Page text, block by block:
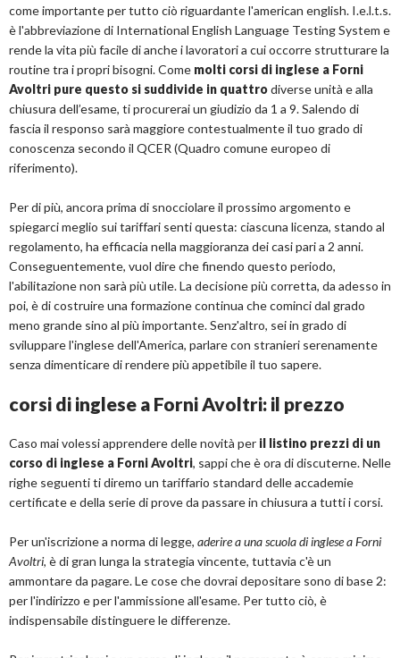
come importante per tutto ciò riguardante l'american english. I.e.l.t.s.
è l'abbreviazione di International English Language Testing System e
rende la vita più facile di anche i lavoratori a cui occorre strutturare la
routine tra i propri bisogni. Come molti corsi di inglese a Forni
Avoltri pure questo si suddivide in quattrodiverse unità e alla
chiusura dell’esame, ti procurerai un giudizio da 1 a 9. Salendo di
fascia il responso sarà maggiore contestualmente il tuo grado di
conoscenza secondo il QCER (Quadro comune europeo di
riferimento).
Per di più, ancora prima di snocciolare il prossimo argomento e
spiegarci meglio sui tariffari senti questa: ciascuna licenza, stando al
regolamento, ha efficacia nella maggioranza dei casi pari a 2 anni.
Conseguentemente, vuol dire che finendo questo periodo,
l'abilitazione non sarà più utile. La decisione più corretta, da adesso in
poi, è di costruire una formazione continua che cominci dal grado
meno grande sino al più importante. Senz'altro, sei in grado di
sviluppare l'inglese dell'America, parlare con stranieri serenamente
senza dimenticare di rendere più appetibile il tuo sapere.
corsi di inglese a Forni Avoltri: il prezzo
Caso mai volessi apprendere delle novità per il listino prezzi di un
corso di inglese a Forni Avoltri, sappi che è ora di discuterne. Nelle
righe seguenti ti diremo un tariffario standard delle accademie
certificate e della serie di prove da passare in chiusura a tutti i corsi.
Per un'iscrizione a norma di legge, aderire a una scuola di inglese a Forni
Avoltri, è di gran lunga la strategia vincente, tuttavia c'è un
ammontare da pagare. Le cose che dovrai depositare sono di base 2:
per l'indirizzo e per l'ammissione all'esame. Per tutto ciò, è
indispensabile distinguere le differenze.